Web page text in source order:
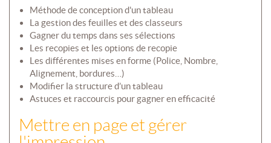
Méthode de conception d'un tableau
La gestion des feuilles et des classeurs
Gagner du temps dans ses sélections
Les recopies et les options de recopie
Les différentes mises en forme (Police, Nombre,
Alignement, bordures…)
Modifier la structure d’un tableau
Astuces et raccourcis pour gagner en efficacité
Mettre en page et gérer